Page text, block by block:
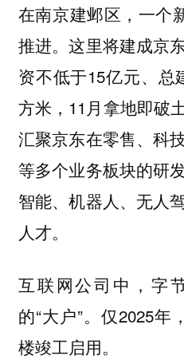
在南京建邺区，一个
推进。这里将建成京
资不低于15亿元、总
方米，11月拿地即破
汇聚京东在零售、科
等多个业务板块的研
智能、机器人、无人
人才。
互联网公司中，字
的“大户”。仅2025
楼竣工启用。